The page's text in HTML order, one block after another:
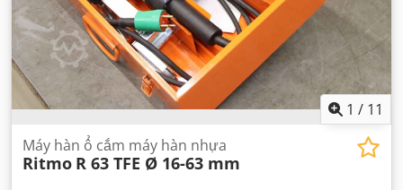
1 / 11
Máy hàn ổ cắm máy hàn nhựa
Ritmo R 63 TFE Ø 16-63 mm